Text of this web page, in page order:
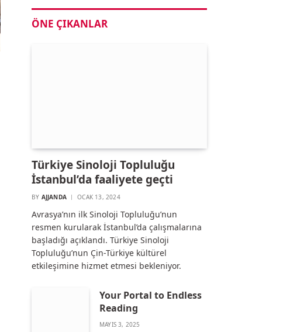
ÖNE ÇIKANLAR
Türkiye Sinoloji Topluluğu
İstanbul’da faaliyete geçti
BY AJJANDA OCAK 13, 2024
Avrasya’nın ilk Sinoloji Topluluğu’nun
resmen kurularak İstanbul’da çalışmalarına
başladığı açıklandı. Türkiye Sinoloji
Topluluğu’nun Çin-Türkiye kültürel
etkileşimine hizmet etmesi bekleniyor.
Your Portal to Endless
Reading
MAYIS 3, 2025